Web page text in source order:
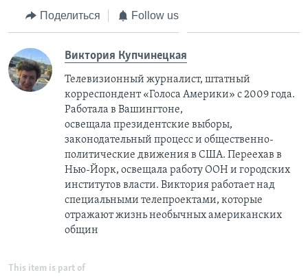
Поделиться Follow us
Виктория Купчинецкая
Телевизионный журналист, штатный
корреспондент «Голоса Америки» с 2009 года.
Работала в Вашингтоне,
освещала президентские выборы,
законодательный процесс и общественно-
политические движения в США. Переехав в
Нью-Йорк, освещала работу ООН и городских
институтов власти. Виктория работает над
специальными телепроектами, которые
отражают жизнь необычных американских
общин
This item is part of